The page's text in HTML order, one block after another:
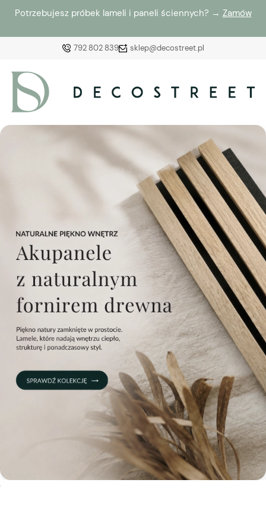
Potrzebujesz próbek lameli i paneli ściennych? → Zamów
792 802 839 sklep@decostreet.pl
Załóż konto
Wybierz coś dla siebie z naszej aktualnej oferty lub
zaloguj się, aby przywrócić dodane produkty do listy
z poprzedniej sesji.